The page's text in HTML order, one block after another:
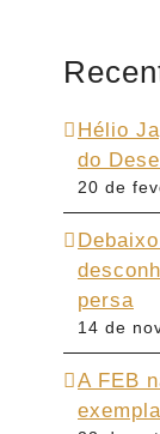
Hélio
do
20 de
persa
14 de
A FEB